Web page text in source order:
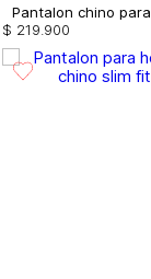
Pantalon chino
$ 219.900